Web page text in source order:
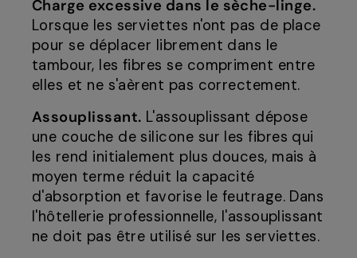
Charge excessive dans le sèche-linge.
Lorsque les serviettes n'ont pas de place
pour se déplacer librement dans le
tambour, les fibres se compriment entre
elles et ne s'aèrent pas correctement.
Assouplissant. L'assouplissant dépose
une couche de silicone sur les fibres qui
les rend initialement plus douces, mais à
moyen terme réduit la capacité
d'absorption et favorise le feutrage. Dans
l'hôtellerie professionnelle, l'assouplissant
ne doit pas être utilisé sur les serviettes.